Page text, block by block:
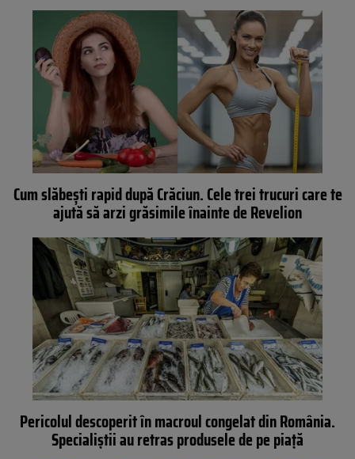
Cum slăbești rapid după Crăciun. Cele trei trucuri care te
ajută să arzi grăsimile înainte de Revelion
Pericolul descoperit în macroul congelat din România.
Specialiștii au retras produsele de pe piață